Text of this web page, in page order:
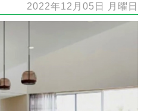
2022年12月05日 月曜日